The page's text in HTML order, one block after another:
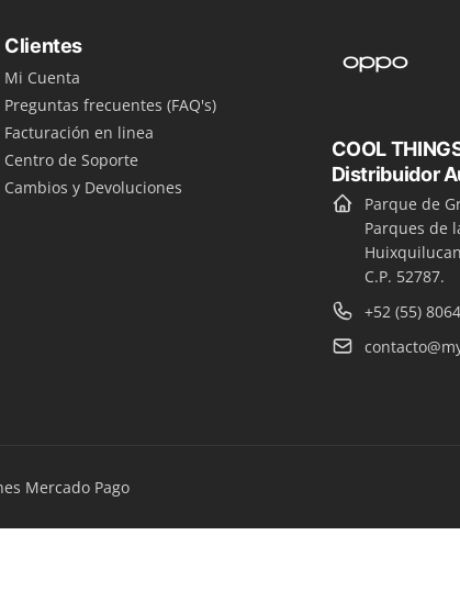
Clientes
Mi Cuenta
Preguntas frecuentes (FAQ's)
Facturación en linea
Centro de Soporte
Cambios y Devoluciones
COOL
Distribuidor
Parque de
Parques de
C.P. 52787.
+52 (55)
Mercado Pago